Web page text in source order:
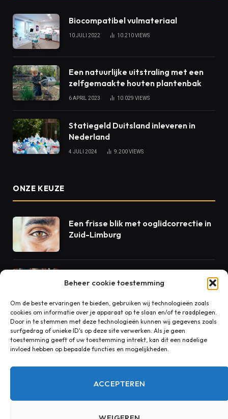
Beheer cookie toestemming
Om de beste ervaringen te bieden, gebruiken wij technologieën zoals
cookies om informatie over je apparaat op te slaan en/of te raadplegen.
Door in te stemmen met deze technologieën kunnen wij gegevens zoals
surfgedrag of unieke ID's op deze site verwerken. Als je geen
toestemming geeft of uw toestemming intrekt, kan dit een nadelige
invloed hebben op bepaalde functies en mogelijkheden.
ACCEPTEREN
Biocompatibel vulmateriaal
10 JULI 2022 10.210VIEWS
Een natuurlijke uitstraling met een
zelfgemaakte houten plantenbak
6 APRIL 2023 10.029 VIEWS
Statiegeld Duitsland inleveren in
Nederland
4 JULI 2024 9.200VIEWS
ONZE KEUZE
Een frisse blik met ooglidcorrectie in
Zuid-Limburg
Beton als dienst: waarom volgende-
dag levering de standaard zou
Rust in huis begint bij goede
akoestiek